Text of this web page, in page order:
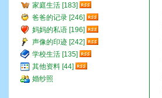
家庭生活 [183]
爸爸的记录 [246]
妈妈的私语 [196]
声像的印迹 [242]
学校生活 [135]
其他资料 [44]
婚纱照